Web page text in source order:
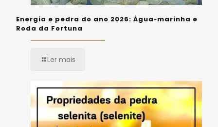
Energia e pedra do ano 2026: Água‑marinha e
Roda da Fortuna
Ler mais